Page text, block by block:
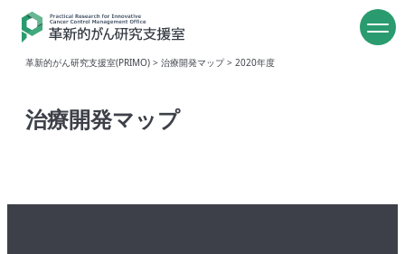
革新的がん研究支援室(PRIMO) > 治療開発マップ> 2020年度
治療開発マップ